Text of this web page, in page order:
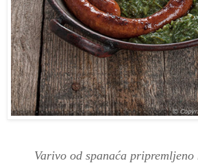
Varivo od spanaća pripremljeno